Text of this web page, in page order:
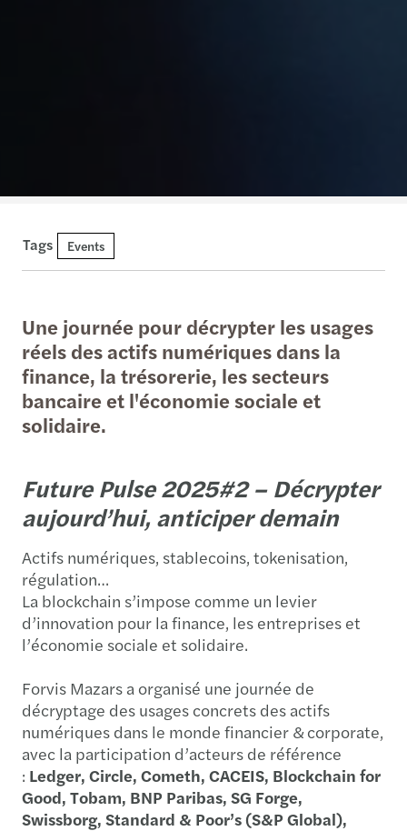
Tags Events
Une journée pour décrypter les usages
réels des actifs numériques dans la
finance, la trésorerie, les secteurs
bancaire et l'économie sociale et
solidaire.
Future Pulse 2025#2 – Décrypter
aujourd’hui, anticiper demain
Actifs numériques, stablecoins, tokenisation,
régulation…
La blockchain s’impose comme un levier
d’innovation pour la finance, les entreprises et
l’économie sociale et solidaire.
Forvis Mazars a organisé une journée de
décryptage des usages concrets des actifs
numériques dans le monde financier & corporate,
avec la participation d’acteurs de référence
: Ledger, Circle, Cometh, CACEIS, Blockchain for
Good, Tobam, BNP Paribas, SG Forge,
Swissborg, Standard & Poor’s (S&P Global),